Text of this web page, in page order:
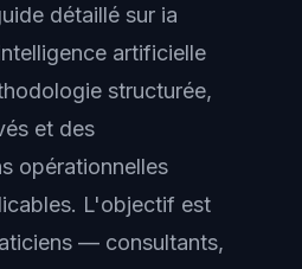
détaillé sur ia
artificielle
structurée,
et des
opérationnelles
L'objectif est
— consultants,